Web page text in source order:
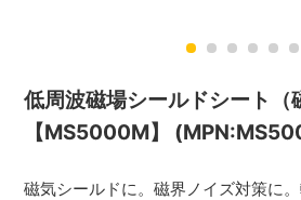
低周波磁場シールドシート（
【MS5000M】
磁気シールドに。磁界ノイズ対策に